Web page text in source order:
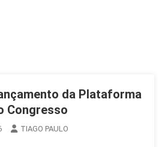
da Plataforma
Congresso
TIAGO PAULO